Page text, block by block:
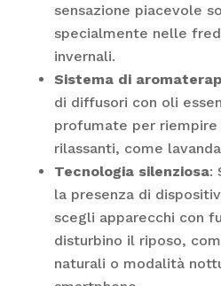
sensazione piacevole
specialmente nelle
invernali.
Sistema di
di diffusori con oli
profumate per riempire
rilassanti, come
Tecnologia silenziosa:
la presenza di
scegli apparecchi con
disturbino il riposo,
naturali o modalità